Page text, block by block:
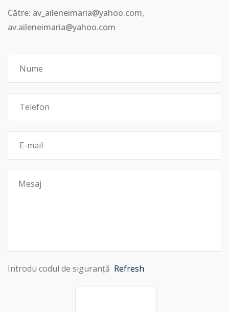
Către: av_aileneimaria@yahoo.com,
av.aileneimaria@yahoo.com
Introdu codul de siguranță Refresh